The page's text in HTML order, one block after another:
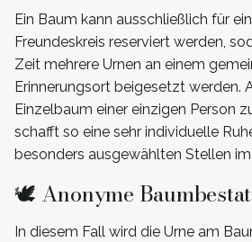
Ein Baum kann ausschließlich für
Freundeskreis reserviert werden,
Zeit mehrere Urnen an einem
Erinnerungsort beigesetzt werden.
Einzelbaum einer einzigen Person
schafft so eine sehr individuelle
besonders ausgewählten Stellen
🕊️ Anonyme
In diesem Fall wird die Urne am